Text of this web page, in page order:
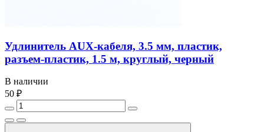
Удлинитель AUX-кабеля, 3.5 мм, пластик,
разъем-пластик, 1.5 м, круглый, черный
В наличии
50 ₽